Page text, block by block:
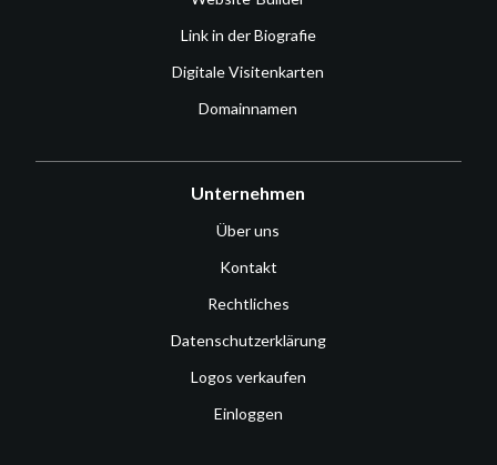
Link in der Biografie
Digitale Visitenkarten
Domainnamen
Unternehmen
Über uns
Kontakt
Rechtliches
Datenschutzerklärung
Logos verkaufen
Einloggen